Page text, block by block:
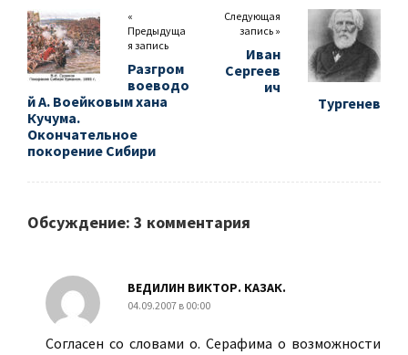
«
Предыдуща
я запись
Разгром
воеводо
й А. Воейковым хана
Кучума.
Окончательное
покорение Сибири
Следующая
запись »
Иван
Сергеев
ич
Тургенев
Обсуждение: 3 комментария
ВЕДИЛИН ВИКТОР. КАЗАК.
04.09.2007 в 00:00
Согласен со словами о. Серафима о возможности